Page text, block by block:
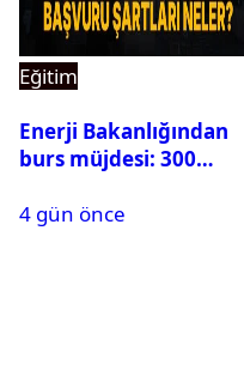
Eğitim
Enerji Bakanlığından
burs müjdesi: 300
500’e çıkarıldı
4 gün önce